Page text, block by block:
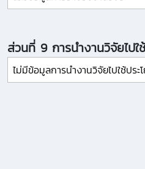
ส่วนที่ 9 การนำงานวิจัยไปใ
ไม่มีข้อมูลการนำงานวิจัยไปใช้ประ